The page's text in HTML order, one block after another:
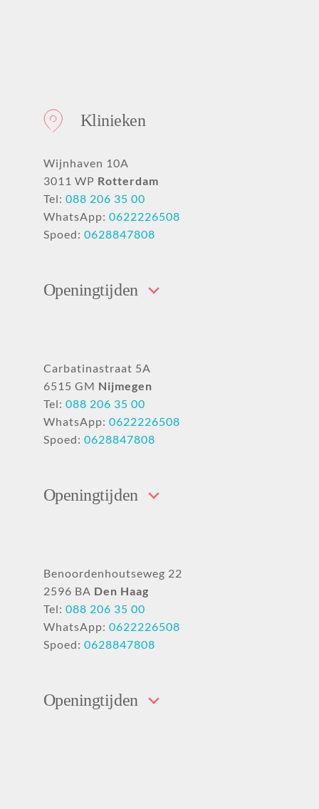
Klinieken
Wijnhaven 10A
3011 WP Rotterdam
Tel: 088 206 35 00
WhatsApp: 0622226508
Spoed: 0628847808
Openingtijden
Carbatinastraat 5A
6515 GM Nijmegen
Tel: 088 206 35 00
WhatsApp: 0622226508
Spoed: 0628847808
Openingtijden
Benoordenhoutseweg 22
2596 BA Den Haag
Tel: 088 206 35 00
WhatsApp: 0622226508
Spoed: 0628847808
Openingtijden